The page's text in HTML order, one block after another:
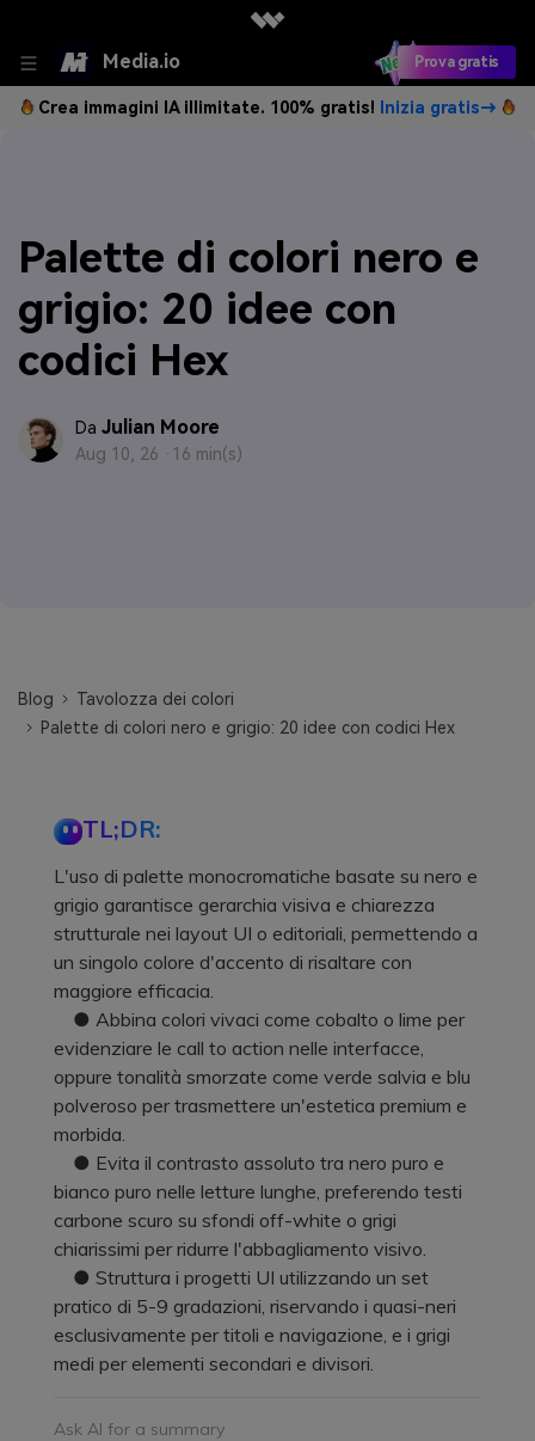
Media.io Prova gratis
Crea immagini IA illimitate. 100% gratis! Inizia gratis→
Palette di colori nero e
grigio: 20 idee con
codici Hex
Da Julian Moore
Aug 10, 26 · 16 min(s)
Blog
Tavolozza dei colori
Palette di colori nero e grigio: 20 idee con codici Hex
TL;DR:
L'uso di palette monocromatiche basate su nero e
grigio garantisce gerarchia visiva e chiarezza
strutturale nei layout UI o editoriali, permettendo a
un singolo colore d'accento di risaltare con
maggiore efficacia.
● Abbina colori vivaci come cobalto o lime per
evidenziare le call to action nelle interfacce,
oppure tonalità smorzate come verde salvia e blu
polveroso per trasmettere un'estetica premium e
morbida.
● Evita il contrasto assoluto tra nero puro e
bianco puro nelle letture lunghe, preferendo testi
carbone scuro su sfondi off-white o grigi
chiarissimi per ridurre l'abbagliamento visivo.
● Struttura i progetti UI utilizzando un set
pratico di 5-9 gradazioni, riservando i quasi-neri
esclusivamente per titoli e navigazione, e i grigi
medi per elementi secondari e divisori.
Ask AI for a summary